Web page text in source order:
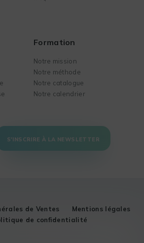
Formation
Notre mission
Notre méthode
Notre catalogue
Notre calendrier
S'INSCRIRE À LA NEWSLETTER
de Ventes
Mentions légales
de confidentialité